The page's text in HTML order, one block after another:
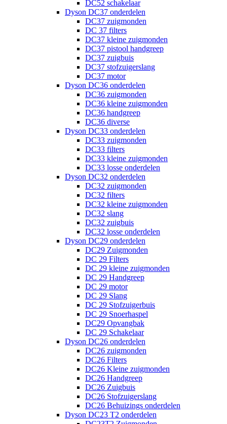
DC52 schakelaar
Dyson DC37 onderdelen
DC37 zuigmonden
DC 37 filters
DC37 kleine zuigmonden
DC37 pistool handgreep
DC37 zuigbuis
DC37 stofzuigerslang
DC37 motor
Dyson DC36 onderdelen
DC36 zuigmonden
DC36 kleine zuigmonden
DC36 handgreep
DC36 diverse
Dyson DC33 onderdelen
DC33 zuigmonden
DC33 filters
DC33 kleine zuigmonden
DC33 losse onderdelen
Dyson DC32 onderdelen
DC32 zuigmonden
DC32 filters
DC32 kleine zuigmonden
DC32 slang
DC32 zuigbuis
DC32 losse onderdelen
Dyson DC29 onderdelen
DC29 Zuigmonden
DC 29 Filters
DC 29 kleine zuigmonden
DC 29 Handgreep
DC 29 motor
DC 29 Slang
DC 29 Stofzuigerbuis
DC 29 Snoerhaspel
DC29 Opvangbak
DC 29 Schakelaar
Dyson DC26 onderdelen
DC26 zuigmonden
DC26 Filters
DC26 Kleine zuigmonden
DC26 Handgreep
DC26 Zuigbuis
DC26 Stofzuigerslang
DC26 Behuizings onderdelen
Dyson DC23 T2 onderdelen